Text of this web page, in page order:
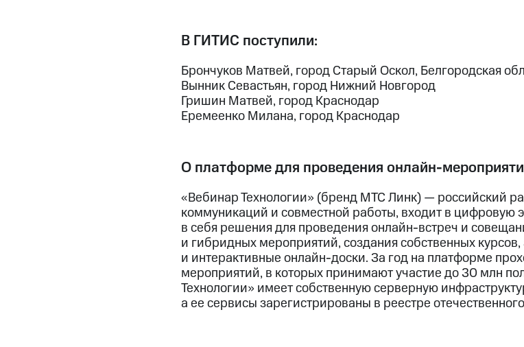
В ГИТИС поступили:
Брончуков Матвей, город Старый Оскол, Белгородская
Вынник Севастьян, город Нижний Новгород
Гришин Матвей, город Краснодар
Еремеенко Милана, город Краснодар
О платформе для проведения онлайн-
«Вебинар Технологии» (бренд МТС Линк) — российский
коммуникаций и совместной работы, входит в цифровую
в себя решения для проведения онлайн-встреч и
и гибридных мероприятий, создания собственных
и интерактивные онлайн-доски. За год на платформе
мероприятий, в которых принимают участие до 30 млн
Технологии» имеет собственную серверную
а ее сервисы зарегистрированы в реестре